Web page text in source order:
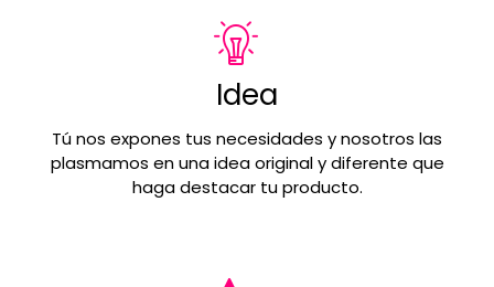
Idea
Tú nos expones tus necesidades y nosotros las
plasmamos en una idea original y diferente que
haga destacar tu producto.